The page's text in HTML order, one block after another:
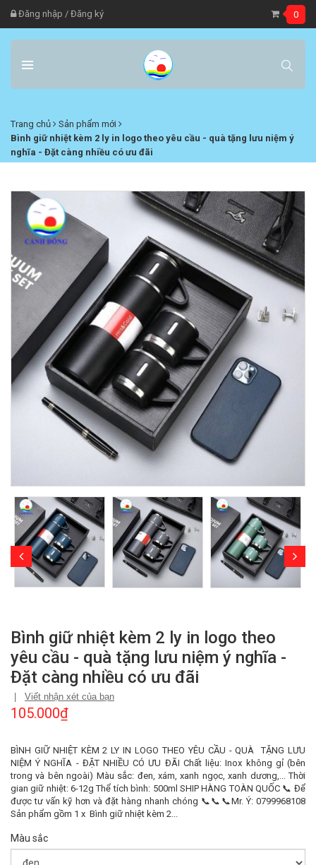
Đăng nhập / Đăng ký 0
Trang chủ
Sản phẩm mới
Bình giữ nhiệt kèm 2 ly in logo theo yêu cầu - quà tặng lưu niệm ý
nghĩa - Đặt càng nhiều có ưu đãi
Bình giữ nhiệt kèm 2 ly in logo theo
yêu cầu - quà tặng lưu niệm ý nghĩa -
Đặt càng nhiều có ưu đãi
Viết nhận xét của bạn
105.000₫
BÌNH GIỮ NHIỆT KÈM 2 LY IN LOGO THEO YÊU CẦU - QUÀ TẶNG LƯU
NIỆM Ý NGHĨA - ĐẶT NHIỀU CÓ ƯU ĐÃI Chất liệu: Inox không gỉ (bên
trong và bên ngoài) Màu sắc: đen, xám, xanh ngọc, xanh dương,... Thời
gian giữ nhiệt: 6-12g Thể tích bình: 500ml SHIP HÀNG TOÀN QUỐC 📞 Để
được tư vấn kỹ hơn và đặt hàng nhanh chóng 📞📞📞Mr. Ý: 0799968108
Sản phẩm gồm 1 x Bình giữ nhiệt kèm 2...
Màu sắc